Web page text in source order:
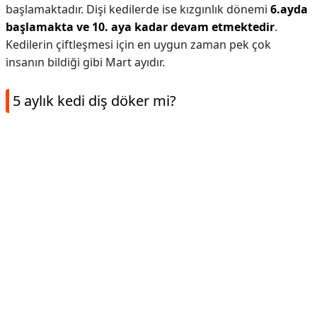
başlamaktadır. Dişi kedilerde ise kızgınlık dönemi 6.ayda
başlamakta ve 10. aya kadar devam etmektedir.
Kedilerin çiftleşmesi için en uygun zaman pek çok
insanın bildiği gibi Mart ayıdır.
5 aylık kedi diş döker mi?